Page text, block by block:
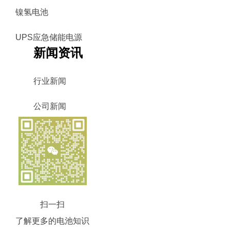
镍氢电池
UPS应急储能电源
新闻资讯
行业新闻
公司新闻
扫一扫
了解更多的电池知识